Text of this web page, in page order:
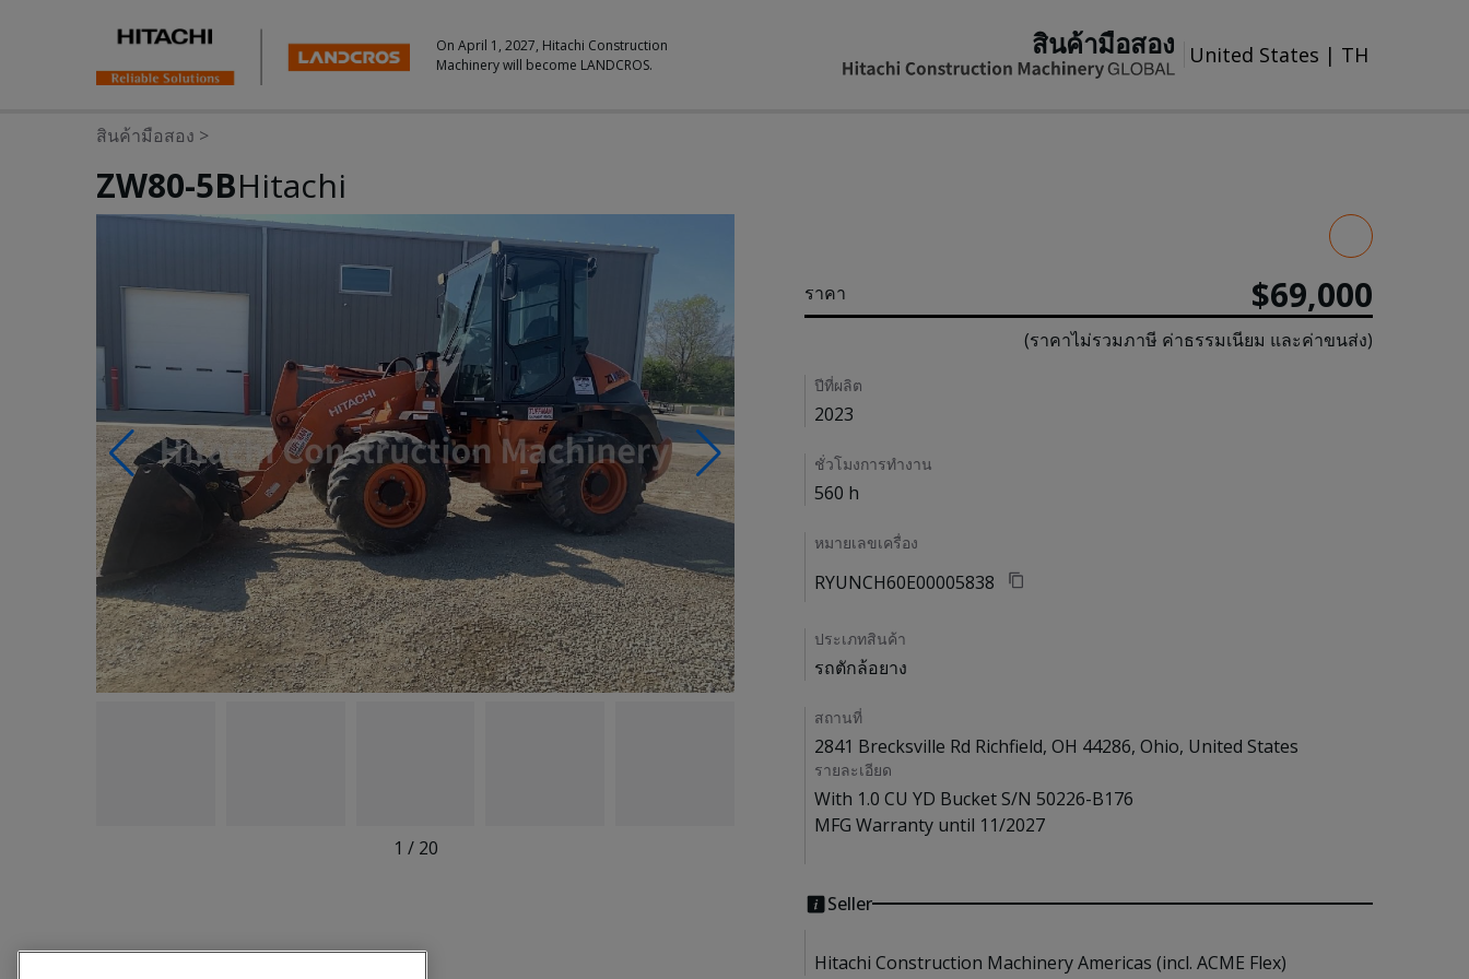
On April 1, 2027, Hitachi Construction
Machinery will become LANDCROS.
สินค้ามือสอง United States | TH
สินค้ามือสอง >
ZW80-5BHitachi
Photos & Videos
1 / 20
ราคา $69,000
(ราคาไม่รวมภาษี ค่าธรรมเนียม และค่าขนส่ง)
Details
ปีที่ผลิต
2023
ชั่วโมงการทำงาน
560 h
หมายเลขเครื่อง
RYUNCH60E00005838
ประเภทสินค้า
รถตักล้อยาง
สถานที่
2841 Brecksville Rd Richfield, OH 44286, Ohio, United States
รายละเอียด
With 1.0 CU YD Bucket S/N 50226-B176
MFG Warranty until 11/2027
Seller
Hitachi Construction Machinery Americas (incl. ACME Flex)